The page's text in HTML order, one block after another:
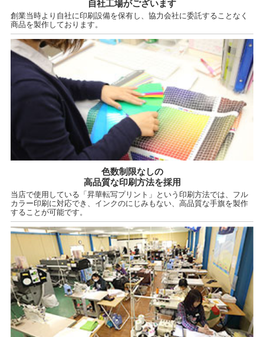
自社工場がございます
創業当時より自社に印刷設備を保有し、協力会社に委託することなく
商品を製作しております。
色数制限なしの
高品質な印刷方法を採用
当店で使用している「昇華転写プリント」という印刷方法では、フル
カラー印刷に対応でき、インクのにじみもない、高品質な手旗を製作
することが可能です。